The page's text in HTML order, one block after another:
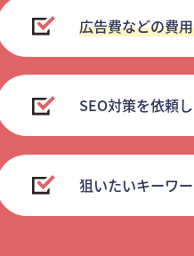
広告費などの費
SEO対策を依頼
狙いたいキーワ